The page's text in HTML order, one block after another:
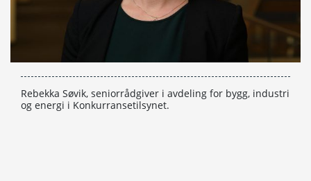
Rebekka Søvik, seniorrådgiver i avdeling for bygg, industri
og energi i Konkurransetilsynet.